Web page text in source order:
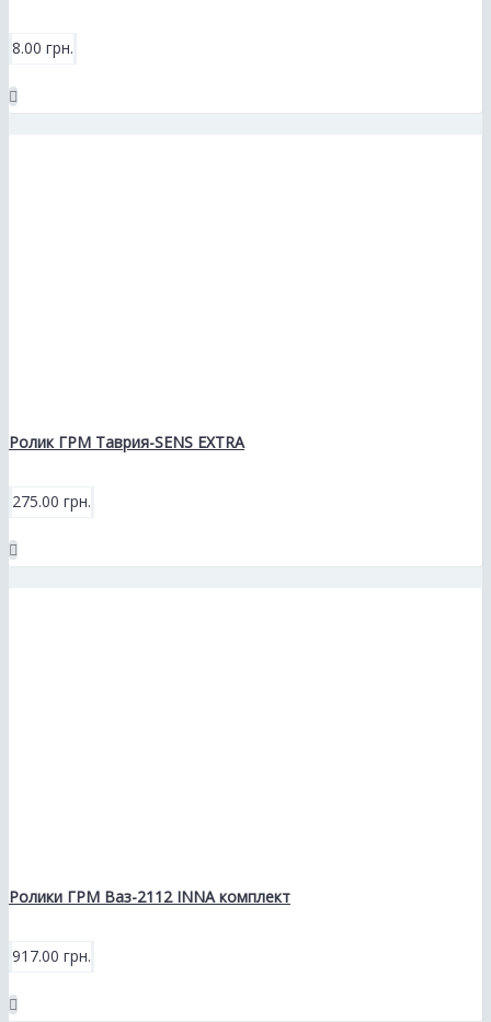
8.00 грн.
Ролик ГРМ Таврия-SENS EXTRA
275.00 грн.
Ролики ГРМ Ваз-2112 INNA комплект
917.00 грн.